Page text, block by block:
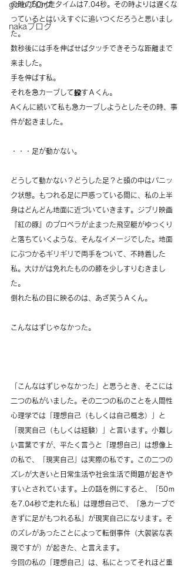
gotoブログ
nakaブログ
の時の50ｍ走タイムは7.04秒。その時よりは遅くな
っているとはいえすぐに追いつくだろうと思いまし
た。
数秒後には手を伸ばせばタッチできそうな距離まで
来ました。
手を伸ばす私。
それを急カーブして躱すＡくん。
Aくんに続いて私も急カーブしようとしたその時、事
件が起きました。
・・・足が動かない。
どうして動かない？どうした足？と頭の中はパニッ
ク状態。もつれる足に戸惑っている間に、私の上半
身はどんどん地面に近づいていきます。ジブリ映画
『紅の豚』のプロペラが止まった飛空艇がゆっくり
と落ちていくような、そんなイメージでした。地面
にぶつかるギリギリで両手をついて、不時着した
私。大けがは免れたものの膝を少しすりむきまし
た。
倒れた私の目に映るのは、あざ笑うＡくん。
こんなはずじゃなかった。
「こんなはずじゃなかった」と思うとき、そこには
二つの私がいました。その二つの私のことを人間性
心理学では「理想自己（もしくは自己概念）」と
「現実自己（もしくは経験）」と言います。小難し
い言葉ですが、平たく言うと「理想自己」は想像上
の私で、「現実自己」は実際の私です。この二つの
ズレが大きいと日常生活や社会生活で問題が起きや
すいとされています。上の話を例にすると、「50ｍ
を7.04秒で走れた私」は理想自己で、「急カーブで
きずに足がもつれる私」が現実自己になります。そ
のズレがあったことによって転倒事件（大袈裟な表
現ですが）が起きた、と言えます。
今回の私の「理想自己」は、私にとってそれほど重